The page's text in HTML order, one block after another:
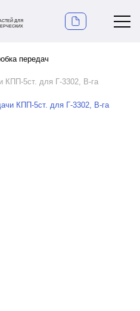
ДЛЯ
передач
КПП-5ст. для Г-3302, В-га